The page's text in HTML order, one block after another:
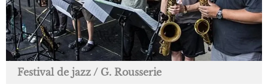
Festival de jazz / G. Rousserie